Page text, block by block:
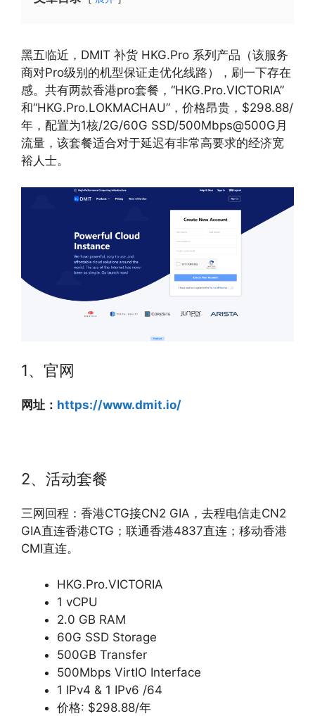
黑五临近，DMIT 补货 HKG.Pro 系列产品（该服务
商对Pro级别的机型保证走优化线路），刷一下存在
感。共有两款香港pro套餐，“HKG.Pro.VICTORIA”
和“HKG.Pro.LOKMACHAU”，价格昂贵，$298.88/
年，配置为1核/2G/60G SSD/500Mbps@500G月
流量，该套餐适合对于延迟有非常高要求的经济宽
裕人士。
1、官网
网址： https://www.dmit.io/
2、活动套餐
三网回程：香港CTG接CN2 GIA，去程电信走CN2
GIA直连香港CTG；联通香港4837直连；移动香港
CMI直连。
HKG.Pro.VICTORIA
1 vCPU
2.0 GB RAM
60G SSD Storage
500GB Transfer
500Mbps VirtIO Interface
1 IPv4 & 1 IPv6 /64
价格: $298.88/年